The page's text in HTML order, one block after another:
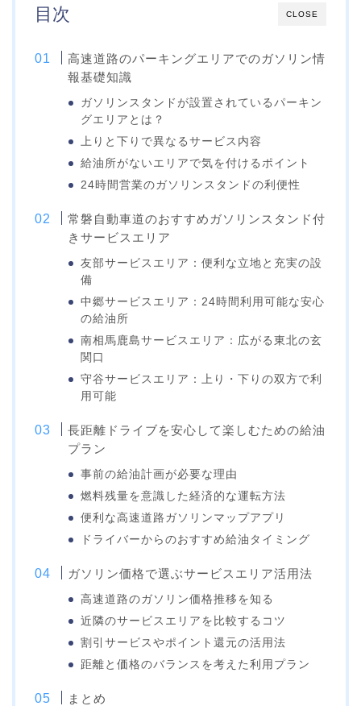
CLOSE
目次
高速道路のパーキングエリアでのガソリン情
報基礎知識
ガソリンスタンドが設置されているパーキン
グエリアとは？
上りと下りで異なるサービス内容
給油所がないエリアで気を付けるポイント
24時間営業のガソリンスタンドの利便性
常磐自動車道のおすすめガソリンスタンド付
きサービスエリア
友部サービスエリア：便利な立地と充実の設
備
中郷サービスエリア：24時間利用可能な安心
の給油所
南相馬鹿島サービスエリア：広がる東北の玄
関口
守谷サービスエリア：上り・下りの双方で利
用可能
長距離ドライブを安心して楽しむための給油
プラン
事前の給油計画が必要な理由
燃料残量を意識した経済的な運転方法
便利な高速道路ガソリンマップアプリ
ドライバーからのおすすめ給油タイミング
ガソリン価格で選ぶサービスエリア活用法
高速道路のガソリン価格推移を知る
近隣のサービスエリアを比較するコツ
割引サービスやポイント還元の活用法
距離と価格のバランスを考えた利用プラン
まとめ